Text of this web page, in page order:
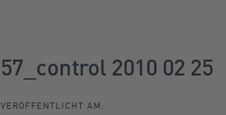
57_control 2010 02 25
VERÖFFENTLICHT AM: